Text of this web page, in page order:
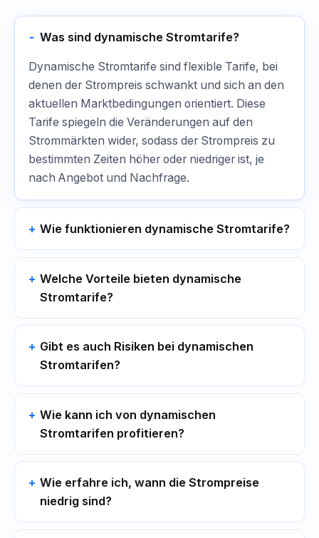
Was sind dynamische Stromtarife?
Dynamische Stromtarife sind flexible Tarife, bei
denen der Strompreis schwankt und sich an den
aktuellen Marktbedingungen orientiert. Diese
Tarife spiegeln die Veränderungen auf den
Strommärkten wider, sodass der Strompreis zu
bestimmten Zeiten höher oder niedriger ist, je
nach Angebot und Nachfrage.
Wie funktionieren dynamische Stromtarife?
Welche Vorteile bieten dynamische
Stromtarife?
Gibt es auch Risiken bei dynamischen
Stromtarifen?
Wie kann ich von dynamischen
Stromtarifen profitieren?
Wie erfahre ich, wann die Strompreise
niedrig sind?